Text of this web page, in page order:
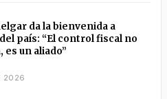
da la bienvenida a
país: “El control fiscal no
es un aliado”
2026